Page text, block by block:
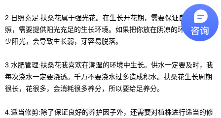
2.日照充足:扶桑花属于强光花。在生长开花期，需要保证良好的日
照，需要提供阳光充足的生长环境。如果把你放在阴凉的环境里，缺
少阳光，会导致生长弱，芽容易脱落。
3.水肥管理:扶桑花我喜欢在潮湿的环境中生长。供水一定要及时，我
每次浇水一定要浇透。千万不要浇水过多造成积水。扶桑花生长周期
很长，花很多，会消耗很多养分，所以要给足养分。
4.适当修剪:除了保证良好的养护因子外，还需要对植株进行适当的修